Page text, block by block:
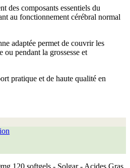
des composants essentiels du
au fonctionnement cérébral normal
adaptée permet de couvrir les
ou pendant la grossesse et
pratique et de haute qualité en